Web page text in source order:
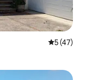
5 (47)